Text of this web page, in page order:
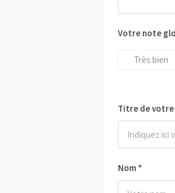
Nom *
Votre note
Très bien
Titre de votre